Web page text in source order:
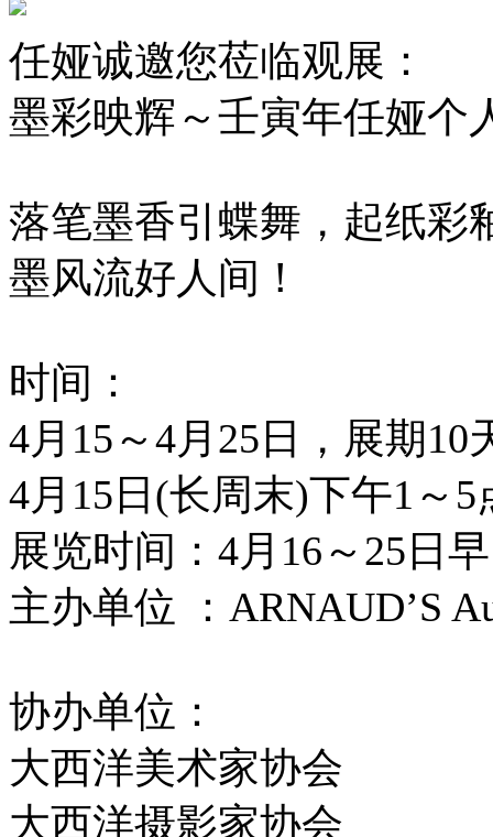
任娅诚邀您莅临观展：
墨彩映辉～壬寅年任娅个
落笔墨香引蝶舞，起纸彩
墨风流好人间！
时间：
4月15～4月25日，展期10
4月15日(长周末)下午1～
展览时间：4月16～25日
主办单位 ：ARNAUD’S
协办单位：
大西洋美术家协会
大西洋摄影家协会